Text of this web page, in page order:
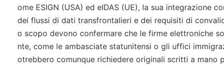
ome ESIGN (USA) ed eIDAS (UE), la sua integrazione
dei flussi di dati transfrontalieri e dei requisiti di
o scopo devono confermare che le firme elettroniche
nte, come le ambasciate statunitensi o gli uffici
otrebbero comunque richiedere originali scritti a